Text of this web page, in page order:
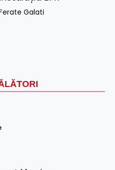
Galati